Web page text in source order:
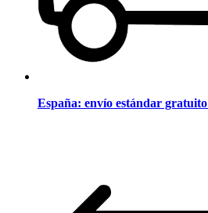
España: envío estándar gratuito